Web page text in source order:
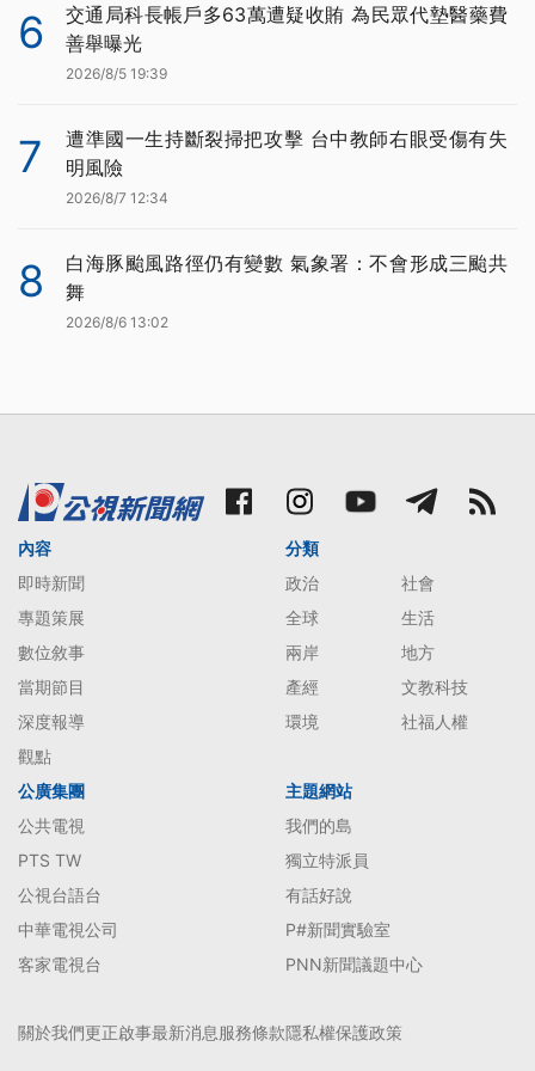
6
交通局科長帳戶多63萬遭疑收賄 為民眾代墊醫藥費
善舉曝光
2026/8/5 19:39
7
遭準國一生持斷裂掃把攻擊 台中教師右眼受傷有失
明風險
2026/8/7 12:34
8
白海豚颱風路徑仍有變數 氣象署：不會形成三颱共
舞
2026/8/6 13:02
內容
即時新聞
專題策展
數位敘事
當期節目
深度報導
觀點
分類
政治
社會
全球
生活
兩岸
地方
產經
文教科技
環境
社福人權
公廣集團
公共電視
PTS TW
公視台語台
中華電視公司
客家電視台
主題網站
我們的島
獨立特派員
有話好說
P#新聞實驗室
PNN新聞議題中心
關於我們更正啟事最新消息服務條款隱私權保護政策